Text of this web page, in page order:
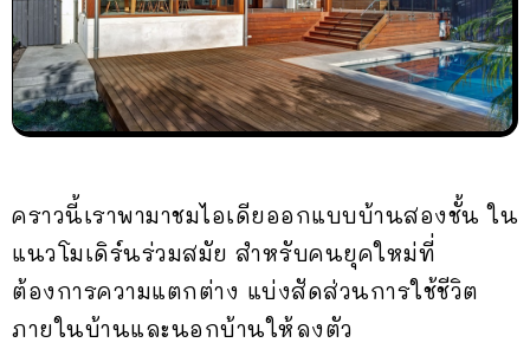
คราวนี้เราพามาชมไอเดียออกแบบบ้านสองชั้น ใน
แนวโมเดิร์นร่วมสมัย สำหรับคนยุคใหม่ที่
ต้องการความแตกต่าง แบ่งสัดส่วนการใช้ชีวิต
ภายในบ้านและนอกบ้านให้ลงตัว